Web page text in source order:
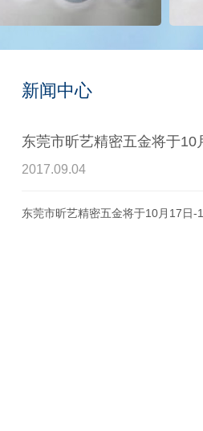
新闻中心
东莞市昕艺精密五金将于
2017.09.04
东莞市昕艺精密五金将于10月17日-